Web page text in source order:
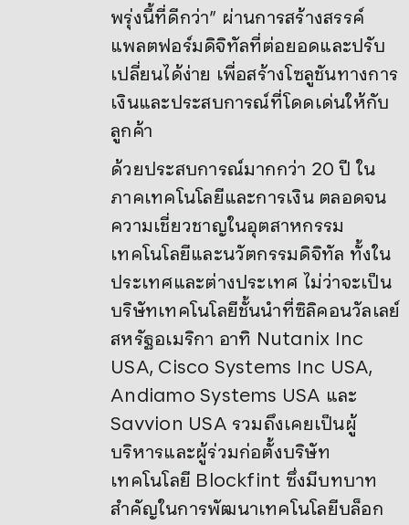
พรุ่งนี้ที่ดีกว่า” ผ่านการสร้างสรรค์
แพลตฟอร์มดิจิทัลที่ต่อยอดและปรับ
เปลี่ยนได้ง่าย เพื่อสร้างโซลูชันทางการ
เงินและประสบการณ์ที่โดดเด่นให้กับ
ลูกค้า
ด้วยประสบการณ์มากกว่า 20 ปี ใน
ภาคเทคโนโลยีและการเงิน ตลอดจน
ความเชี่ยวชาญในอุตสาหกรรม
เทคโนโลยีและนวัตกรรมดิจิทัล ทั้งใน
ประเทศและต่างประเทศ ไม่ว่าจะเป็น
บริษัทเทคโนโลยีชั้นนำที่ซิลิคอนวัลเลย์
สหรัฐอเมริกา อาทิ Nutanix Inc
USA, Cisco Systems Inc USA,
Andiamo Systems USA และ
Savvion USA รวมถึงเคยเป็นผู้
บริหารและผู้ร่วมก่อตั้งบริษัท
เทคโนโลยี Blockfint ซึ่งมีบทบาท
สำคัญในการพัฒนาเทคโนโลยีบล็อก